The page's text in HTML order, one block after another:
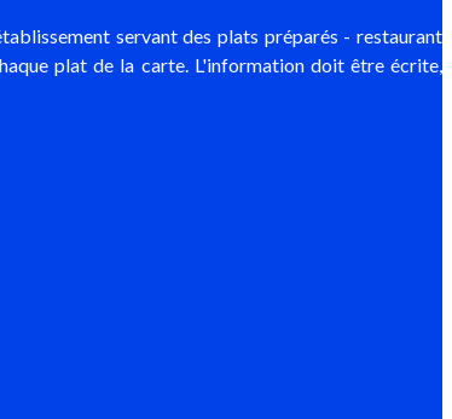
servant des plats préparés - restaurant
plat de la carte. L'information doit être écrite,